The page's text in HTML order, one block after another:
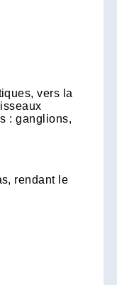
vers la
: ganglions,
rendant le